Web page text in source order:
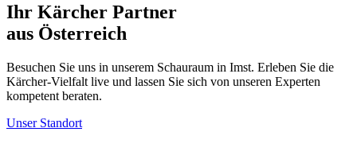
Ihr Kärcher Partner
aus Österreich
Besuchen Sie uns in unserem Schauraum in Imst. Erleben Sie die
Kärcher-Vielfalt live und lassen Sie sich von unseren Experten
kompetent beraten.
Unser Standort